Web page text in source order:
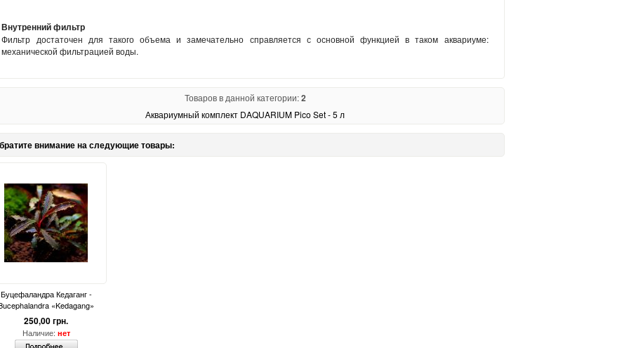
Внутренний фильтр
Фильтр достаточен для такого объема и замечательно справляется с основной функцией в таком аквариуме:
механической фильтрацией воды.
Товаров в данной категории:2
Аквариумный комплект DAQUARIUM Pico Set - 5 л
внимание на следующие товары:
Буцефаландра Кедаганг -
«Kedagang»
250,00 грн.
Наличие: нет